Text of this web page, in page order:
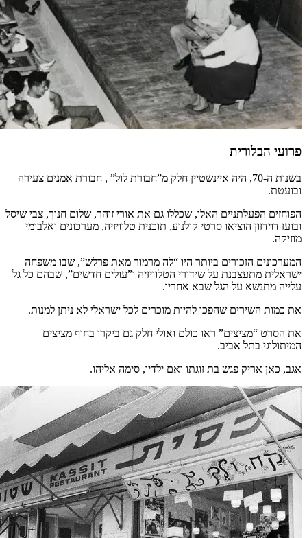
פרועי הבלורית
בשנות ה-70, היה איינשטיין חלק מ”חבורת לול” , חבורת אמנים צעירה
ובועטת.
הפוחזים הפעלתניים האלו, שכללו גם את אורי זוהר, שלום חנוך, צבי שיסל
ובועז דוידזון הוציאו סרטי קולנוע, תוכנית טלוויזיה, מערכונים ואלבומי
מוזיקה.
המערכונים הזכורים ביותר היו “לה מרמור מאת פרלש”, שבו משפחה
ישראלית מתעצבנת על שידורי הטלוויזיה ו”עולים חדשים”, שבהם כל גל
עלייה מתנשא על הגל שבא אחריו.
את כמות השירים שהפכו להיות מוכרים לכל ישראלי לא ניתן למנות.
את הסרט “מציצים” ראו כולם ואולי חלק גם ביקרו בחוף מציצים
המיתולוגי בתל אביב.
אגב, כאן אריק פגש בת זוגתו ואם ילדיו, סימה אליהו.